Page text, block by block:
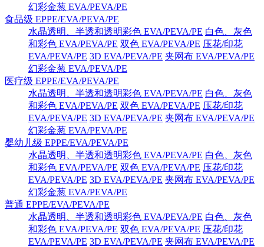
幻彩金葱 EVA/PEVA/PE
食品级 EPPE/EVA/PEVA/PE
水晶透明、半透和透明彩色 EVA/PEVA/PE 白色、灰色
和彩色 EVA/PEVA/PE 双色 EVA/PEVA/PE 压花/印花
EVA/PEVA/PE 3D EVA/PEVA/PE 夹网布 EVA/PEVA/PE
幻彩金葱 EVA/PEVA/PE
医疗级 EPPE/EVA/PEVA/PE
水晶透明、半透和透明彩色 EVA/PEVA/PE 白色、灰色
和彩色 EVA/PEVA/PE 双色 EVA/PEVA/PE 压花/印花
EVA/PEVA/PE 3D EVA/PEVA/PE 夹网布 EVA/PEVA/PE
幻彩金葱 EVA/PEVA/PE
婴幼儿级 EPPE/EVA/PEVA/PE
水晶透明、半透和透明彩色 EVA/PEVA/PE 白色、灰色
和彩色 EVA/PEVA/PE 双色 EVA/PEVA/PE 压花/印花
EVA/PEVA/PE 3D EVA/PEVA/PE 夹网布 EVA/PEVA/PE
幻彩金葱 EVA/PEVA/PE
普通 EPPE/EVA/PEVA/PE
水晶透明、半透和透明彩色 EVA/PEVA/PE 白色、灰色
和彩色 EVA/PEVA/PE 双色 EVA/PEVA/PE 压花/印花
EVA/PEVA/PE 3D EVA/PEVA/PE 夹网布 EVA/PEVA/PE